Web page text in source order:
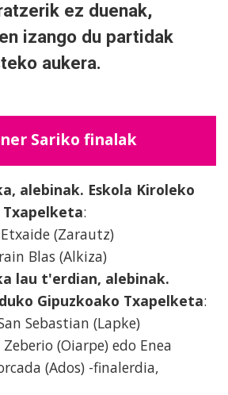
ez duenak,
izango du partidak
aukera.
Sariko finalak
alebinak. Eskola Kiroleko
Txapelketa:
(Zarautz)
Blas (Alkiza)
lau t'erdian, alebinak.
Gipuzkoako Txapelketa:
Sebastian (Lapke)
Zeberio (Oiarpe) edo Enea
(Ados) -finalerdia,